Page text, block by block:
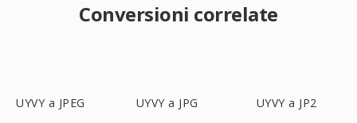
Conversioni correlate
UYVY a JPEG UYVY a JPG UYVY a JP2